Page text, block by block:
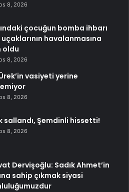
8, 2026
çocuğun bomba ihbarı
havalanmasına
oldu
8, 2026
vasiyeti yerine
8, 2026
sallandı, Şemdinli hissetti!
8, 2026
Dervişoğlu: Sadık Ahmet’in
sahip çıkmak siyasi